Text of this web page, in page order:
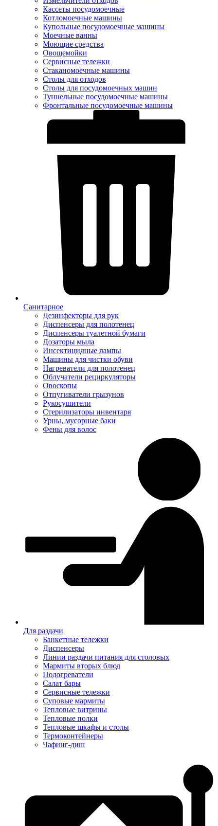
Кассеты посудомоечные
Котломоечные машины
Купольные посудомоечные машины
Моечные ванны
Моющие средства
Овощемойки
Сервисные тележки
Стаканомоечные машины
Столы для отходов
Столы для посудомоечных машин
Туннельные посудомоечные машины
Фронтальные посудомоечные машины
Санитарное
Дезинфекторы для рук
Диспенсеры для полотенец
Диспенсеры туалетной бумаги
Дозаторы мыла
Инсектицидные лампы
Машины для чистки обуви
Нагреватели для полотенец
Облучатели рециркуляторы
Овоскопы
Отпугиватели грызунов
Рукосушители
Стерилизаторы инвентаря
Урны, мусорные баки
Фены для волос
Для раздачи
Банкетные тележки
Диспенсеры
Линии раздачи питания для столовых
Мармиты вторых блюд
Подогреватели
Салат бары
Сервисные тележки
Суповые мармиты
Тепловые витрины
Тепловые полки
Тепловые шкафы и столы
Термоконтейнеры
Чафинг-диш